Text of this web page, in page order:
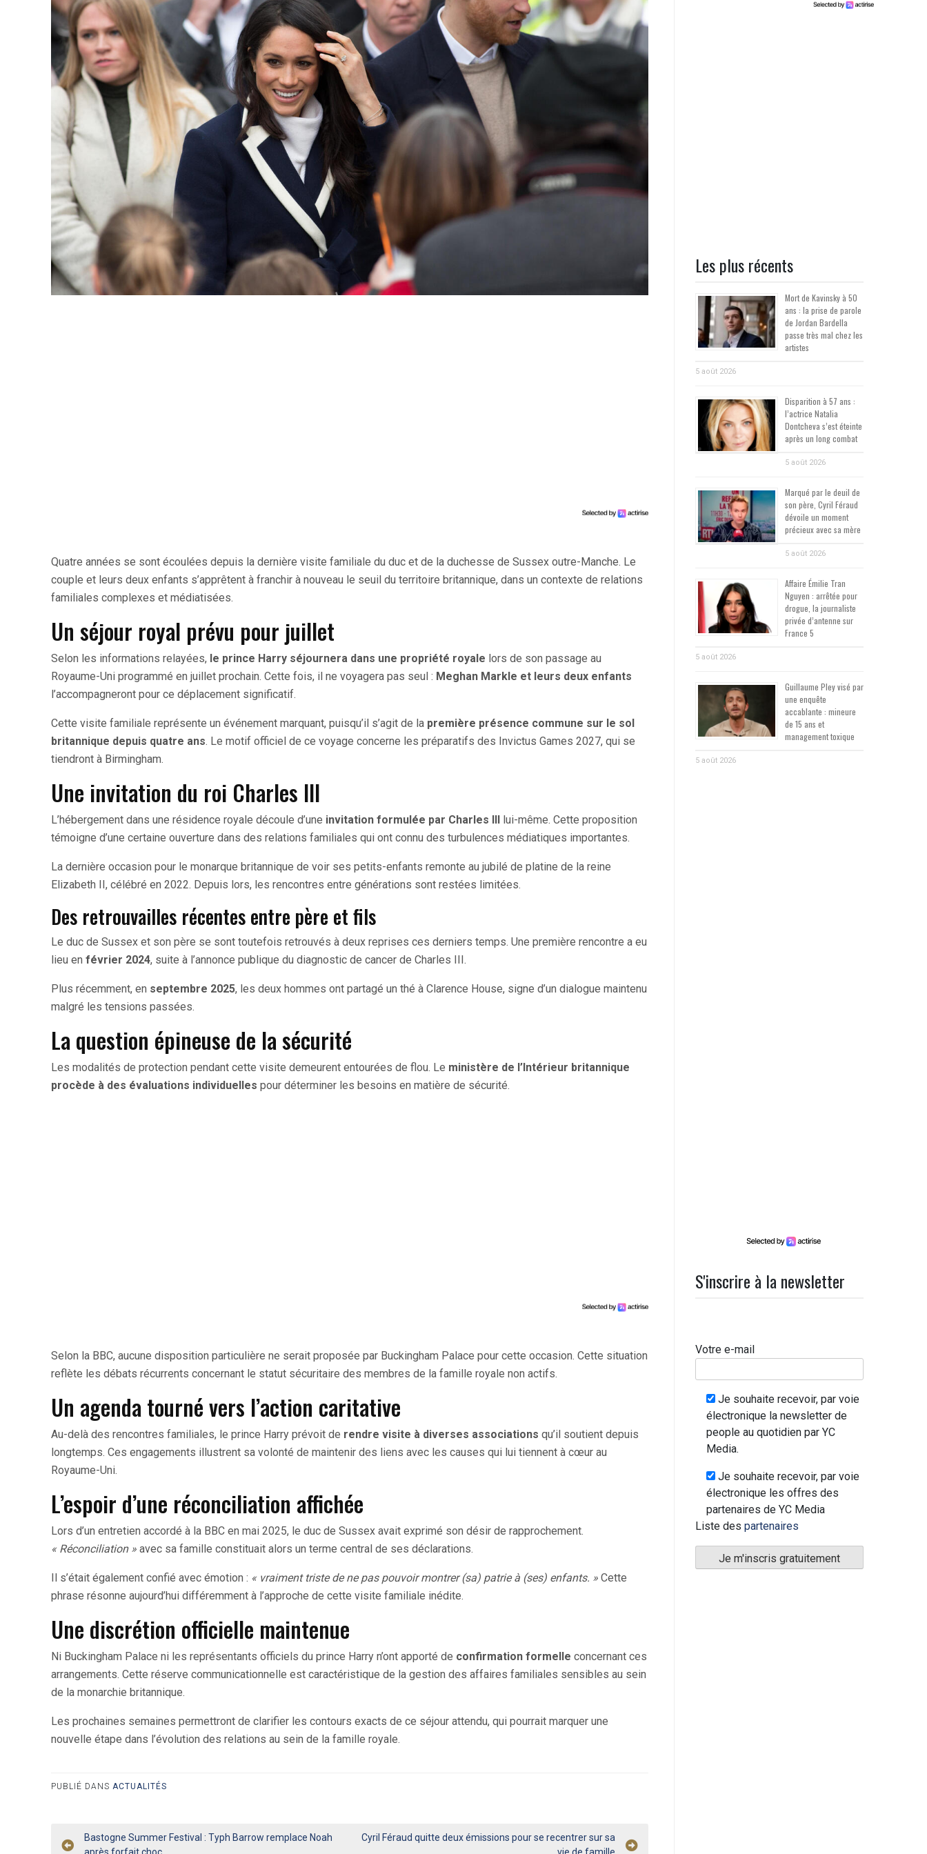
Quatre années se sont écoulées depuis la dernière visite familiale du duc et de la duchesse de Sussex outre-Manche. Le
couple et leurs deux enfants s’apprêtent à franchir à nouveau le seuil du territoire britannique, dans un contexte de relations
familiales complexes et médiatisées.
Un séjour royal prévu pour juillet
Selon les informations relayées, le prince Harry séjournera dans une propriété royale lors de son passage au
Royaume-Uni programmé en juillet prochain. Cette fois, il ne voyagera pas seul : Meghan Markle et leurs deux enfants
l’accompagneront pour ce déplacement significatif.
Cette visite familiale représente un événement marquant, puisqu’il s’agit de la première présence commune sur le sol
britannique depuis quatre ans. Le motif officiel de ce voyage concerne les préparatifs des Invictus Games 2027, qui se
tiendront à Birmingham.
Une invitation du roi Charles III
L’hébergement dans une résidence royale découle d’une invitation formulée par Charles III
lui-même. Cette proposition
témoigne d’une certaine ouverture dans des relations familiales qui ont connu des turbulences médiatiques importantes.
La dernière occasion pour le monarque britannique de voir ses petits-enfants remonte au jubilé de platine de la reine
Elizabeth II, célébré en 2022. Depuis lors, les rencontres entre générations sont restées limitées.
Des retrouvailles récentes entre père et fils
Le duc de Sussex et son père se sont toutefois retrouvés à deux reprises ces derniers temps. Une première rencontre a eu
lieu en février 2024, suite à l’annonce publique du diagnostic de cancer de Charles III.
Plus récemment, en septembre 2025, les deux hommes ont partagé un thé à Clarence House, signe d’un dialogue maintenu
malgré les tensions passées.
La question épineuse de la sécurité
Les modalités de protection pendant cette visite demeurent entourées de flou. Le ministère de l’Intérieur britannique
procède à des évaluations individuelles pour déterminer les besoins en matière de sécurité.
Selon la BBC, aucune disposition particulière ne serait proposée par Buckingham Palace pour cette occasion. Cette situation
reflète les débats récurrents concernant le statut sécuritaire des membres de la famille royale non actifs.
Un agenda tourné vers l’action caritative
Au-delà des rencontres familiales, le prince Harry prévoit de rendre visite à diverses associations qu’il soutient depuis
longtemps. Ces engagements illustrent sa volonté de maintenir des liens avec les causes qui lui tiennent à cœur au
Royaume-Uni.
L’espoir d’une réconciliation affichée
Lors d’un entretien accordé à la BBC en mai 2025, le duc de Sussex avait exprimé son désir de rapprochement.
« Réconciliation » avec sa famille constituait alors un terme central de ses déclarations.
Il s’était également confié avec émotion : « vraiment triste de ne pas pouvoir montrer (sa) patrie à (ses) enfants. » Cette
phrase résonne aujourd’hui différemment à l’approche de cette visite familiale inédite.
Une discrétion officielle maintenue
Ni Buckingham Palace ni les représentants officiels du prince Harry n’ont apporté de confirmation formelle concernant ces
arrangements. Cette réserve communicationnelle est caractéristique de la gestion des affaires familiales sensibles au sein
de la monarchie britannique.
Les prochaines semaines permettront de clarifier les contours exacts de ce séjour attendu, qui pourrait marquer une
nouvelle étape dans l’évolution des relations au sein de la famille royale.
PUBLIÉ DANS ACTUALITÉS
Navigation
Bastogne Summer Festival : Typh Barrow remplace Noah
Cyril Féraud quitte deux émissions pour se recentrer sur sa
Les plus récents
Mort de Kavinsky à 50
ans : la prise de parole
de Jordan Bardella
passe très mal chez les
artistes
5 août 2026
Disparition à 57 ans :
l’actrice Natalia
Dontcheva s’est éteinte
après un long combat
5 août 2026
Marqué par le deuil de
son père, Cyril Féraud
dévoile un moment
précieux avec sa mère
5 août 2026
Affaire Émilie Tran
Nguyen : arrêtée pour
drogue, la journaliste
privée d’antenne sur
France 5
5 août 2026
Guillaume Pley visé par
une enquête
accablante : mineure
de 15 ans et
management toxique
5 août 2026
S'inscrire à la newsletter
Votre e-mail
Je souhaite recevoir, par voie
électronique la newsletter de
people au quotidien par YC
Media.
Je souhaite recevoir, par voie
électronique les offres des
partenaires de YC Media
Liste des partenaires